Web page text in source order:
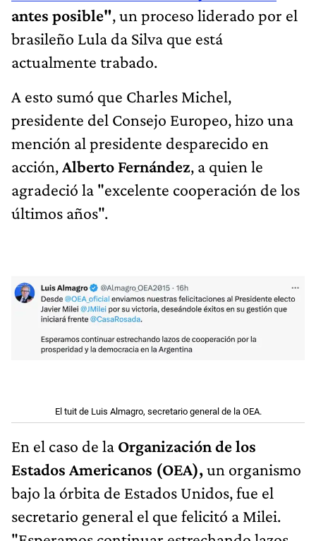
antes posible", un proceso liderado por el
brasileño Lula da Silva que está
actualmente trabado.
A esto sumó que Charles Michel,
presidente del Consejo Europeo, hizo una
mención al presidente desparecido en
acción,Alberto Fernández, a quien le
agradeció la "excelente cooperación de los
últimos años".
El tuit de Luis Almagro, secretario general de la OEA.
En el caso de la Organización de los
Estados Americanos (OEA),un organismo
bajo la órbita de Estados Unidos, fue el
secretario general el que felicitó a Milei.